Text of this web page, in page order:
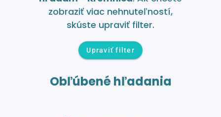
zobraziť viac nehnuteľností,
skúste upraviť filter.
Upraviť filter
Obľúbené hľadania